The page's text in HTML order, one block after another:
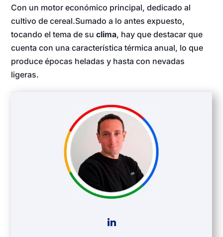
Con un motor económico principal, dedicado al
cultivo de cereal.Sumado a lo antes expuesto,
tocando el tema de suclima, hay que destacar que
cuenta con una característica térmica anual, lo que
produce épocas heladas y hasta con nevadas
ligeras.